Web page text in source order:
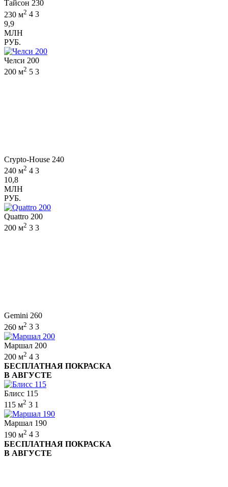
Тайсон 230
230 м2 4 3
9,9
МЛН
РУБ.
Челси 200
200 м2 5 3
Crypto-House 240
240 м2 4 3
10,8
МЛН
РУБ.
Quattro 200
200 м2 3 3
Gemini 260
260 м2 3 3
Маршал 200
200 м2 4 3
БЕСПЛАТНАЯ ПОКРАСКА
В АВГУСТЕ
Блисс 115
115 м2 3 1
Маршал 190
190 м2 4 3
БЕСПЛАТНАЯ ПОКРАСКА
В АВГУСТЕ